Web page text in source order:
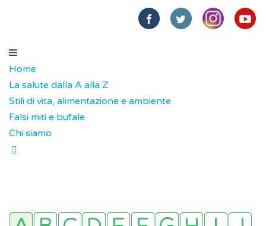
Home
La salute dalla A alla Z
Stili di vita, alimentazione e ambiente
Falsi miti e bufale
Chi siamo